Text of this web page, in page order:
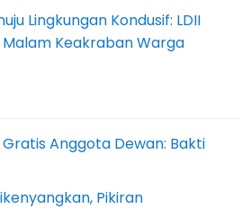
Lingkungan Kondusif: LDII
Keakraban Warga
Anggota Dewan: Bakti
Pikiran